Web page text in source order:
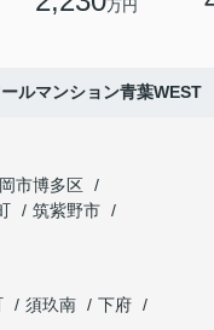
万円
ルマンション青葉WEST
市博多区
筑紫野市
須玖南
下府